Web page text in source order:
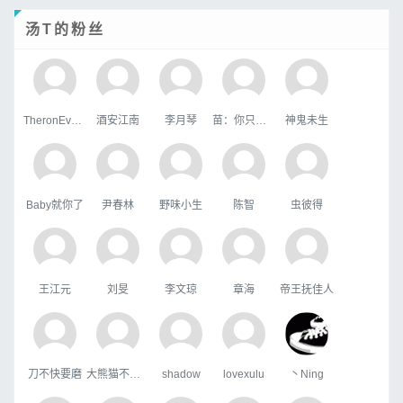
汤T的粉丝
酒安江南 李月琴 神鬼未生
Baby就你了 尹春林 野味小生 陈智 虫彼得
王江元 刘旻 李文琼 章海 帝王抚佳人
刀不快要磨 shadow lovexulu 丶Ning